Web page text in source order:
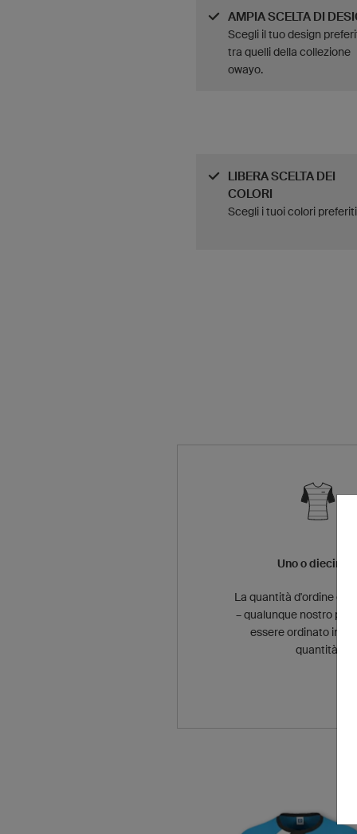
AMPIA SCELTA DI
Scegli il tuo design
tra quelli della collezione
owayo.
LIBERA SCELTA DEI
COLORI
Scegli i tuoi colori
Uno o
La quantità d'ordine è
– qualunque nostro
essere ordinato in
quantità.